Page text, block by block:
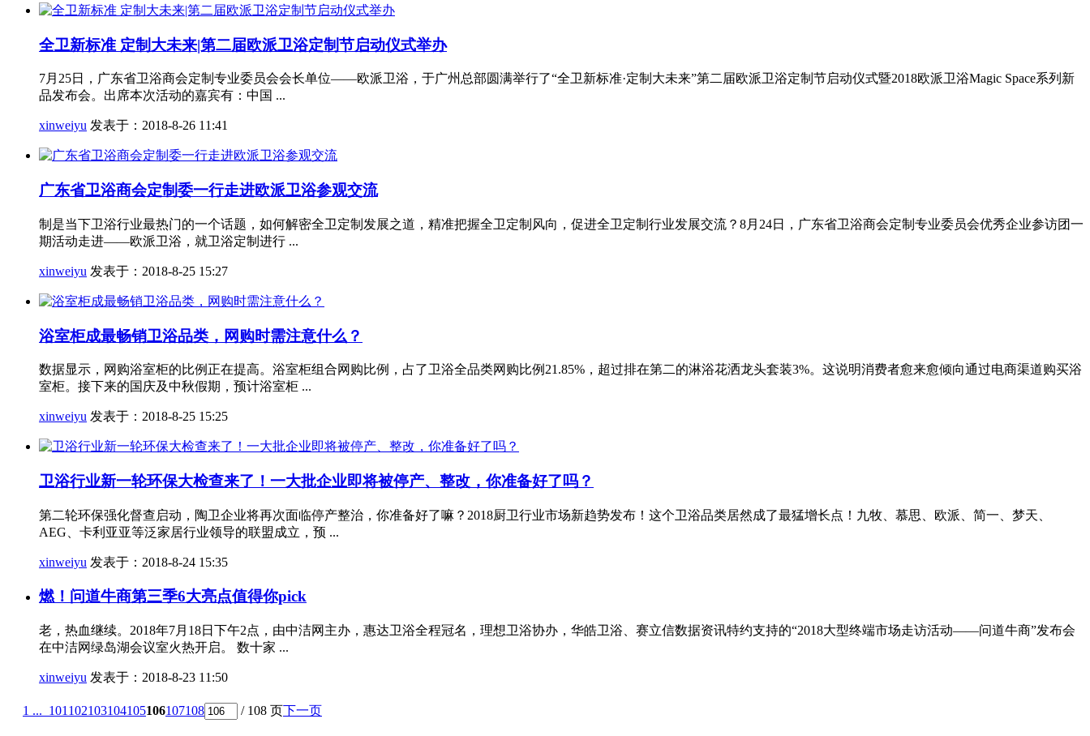
全卫新标准 定制大未来|第二届欧派卫浴定制节启动仪式举办
7月25日，广东省卫浴商会定制专业委员会会长单位——欧派卫浴，于广州总部圆满举行了“全卫新标准·定制大未来”第二届欧派卫浴定制节启动仪式暨2018欧派卫浴Magic Space系列新
品发布会。出席本次活动的嘉宾有：中国 ...
xinweiyu 发表于：2018-8-26 11:41
广东省卫浴商会定制委一行走进欧派卫浴参观交流
制是当下卫浴行业最热门的一个话题，如何解密全卫定制发展之道，精准把握全卫定制风向，促进全卫定制行业发展交流？8月24日，广东省卫浴商会定制专业委员会优秀企业参访团一
期活动走进——欧派卫浴，就卫浴定制进行 ...
xinweiyu 发表于：2018-8-25 15:27
浴室柜成最畅销卫浴品类，网购时需注意什么？
数据显示，网购浴室柜的比例正在提高。浴室柜组合网购比例，占了卫浴全品类网购比例21.85%，超过排在第二的淋浴花洒龙头套装3%。这说明消费者愈来愈倾向通过电商渠道购买浴
室柜。接下来的国庆及中秋假期，预计浴室柜 ...
xinweiyu 发表于：2018-8-25 15:25
卫浴行业新一轮环保大检查来了！一大批企业即将被停产、整改，你准备好了吗？
第二轮环保强化督查启动，陶卫企业将再次面临停产整治，你准备好了嘛？2018厨卫行业市场新趋势发布！这个卫浴品类居然成了最猛增长点！九牧、慕思、欧派、简一、梦天、
AEG、卡利亚亚等泛家居行业领导的联盟成立，预 ...
xinweiyu 发表于：2018-8-24 15:35
燃！问道牛商第三季6大亮点值得你pick
老，热血继续。2018年7月18日下午2点，由中洁网主办，惠达卫浴全程冠名，理想卫浴协办，华皓卫浴、赛立信数据资讯特约支持的“2018大型终端市场走访活动——问道牛商”发布会
在中洁网绿岛湖会议室火热开启。 数十家 ...
xinweiyu 发表于：2018-8-23 11:50
1 ... 101 102103104105106107108 / 108 页下一页